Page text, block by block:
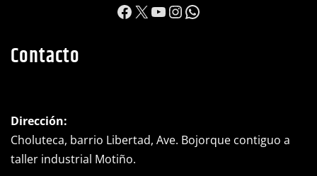
https://
X YouTube
Instagram
WhatsApp
Contacto
Dirección:
Choluteca, barrio Libertad, Ave. Bojorque contiguo a
taller industrial Motiño.